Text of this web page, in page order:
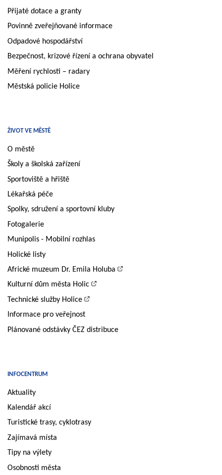
Přijaté dotace a granty
Povinně zveřejňované informace
Odpadové hospodářství
Bezpečnost, krizové řízení a ochrana obyvatel
Měření rychlosti – radary
Městská policie Holice
ŽIVOT VE MĚSTĚ
O městě
Školy a školská zařízení
Sportoviště a hřiště
Lékařská péče
Spolky, sdružení a sportovní kluby
Fotogalerie
Munipolis - Mobilní rozhlas
Holické listy
Africké muzeum Dr. Emila Holuba
Kulturní dům města Holic
Technické služby Holice
Informace pro veřejnost
Plánované odstávky ČEZ distribuce
INFOCENTRUM
Aktuality
Kalendář akcí
Turistické trasy, cyklotrasy
Zajímavá místa
Tipy na výlety
Osobnosti města